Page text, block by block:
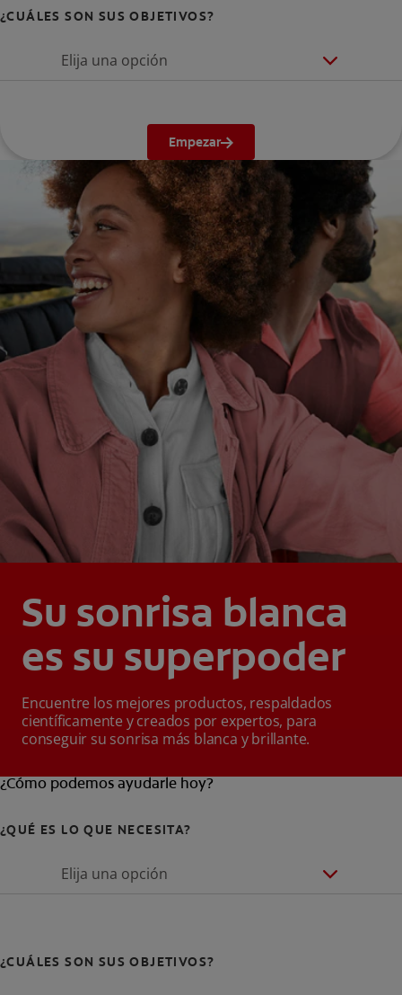
¿CUÁLES SON SUS OBJETIVOS?
Elija una opción
Empezar
Su sonrisa blanca
es su superpoder
Encuentre los mejores productos, respaldados
científicamente y creados por expertos, para
conseguir su sonrisa más blanca y brillante.
¿Cómo podemos ayudarle hoy?
¿QUÉ ES LO QUE NECESITA?
Elija una opción
¿CUÁLES SON SUS OBJETIVOS?